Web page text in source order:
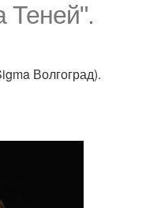
Теней".
Волгоград).